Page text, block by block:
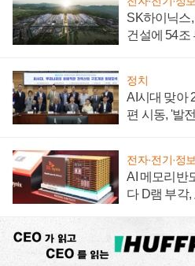
SK하이닉스,
건설에 54조
정치
AI시대 맞아
편 시동, '발
전자·전기·정
AI 메모리반
다 D램 부각,